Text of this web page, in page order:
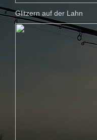
Glitzern auf der Lahn